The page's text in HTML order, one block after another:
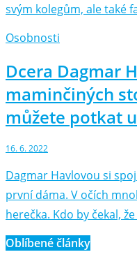
svým kolegům, ale také
Osobnosti
Dcera Dagmar
maminčiných
můžete potkat
16. 6. 2022
Dagmar Havlovou si
první dáma. V očích
herečka. Kdo by čekal,
Oblíbené články